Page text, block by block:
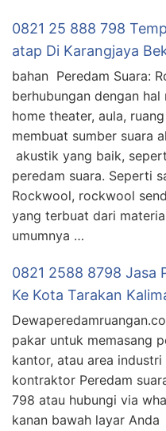
0821 25 888 798
atap Di Karangjaya
bahan Peredam Suara:
berhubungan dengan
home theater, aula,
membuat sumber suara
akustik yang baik,
peredam suara. Seperti
Rockwool, rockwool
yang terbuat dari
umumnya …
0821 2588 8798 Jasa
Ke Kota Tarakan
pakar untuk memasang
kantor, atau area
kontraktor Peredam
798 atau hubungi via
kanan bawah layar